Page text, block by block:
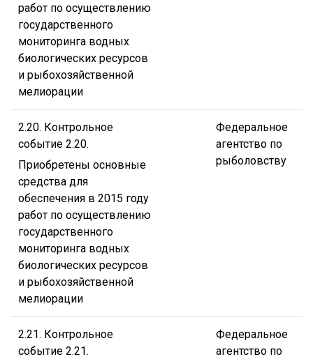
работ по осуществлению
государственного
мониторинга водных
биологических ресурсов
и рыбохозяйственной
мелиорации
2.20. Контрольное
событие 2.20.
Приобретены основные
средства для
обеспечения в 2015 году
работ по осуществлению
государственного
мониторинга водных
биологических ресурсов
и рыбохозяйственной
мелиорации
Федеральное
агентство по
рыболовству
2.21. Контрольное
событие 2.21.
Федеральное
агентство по